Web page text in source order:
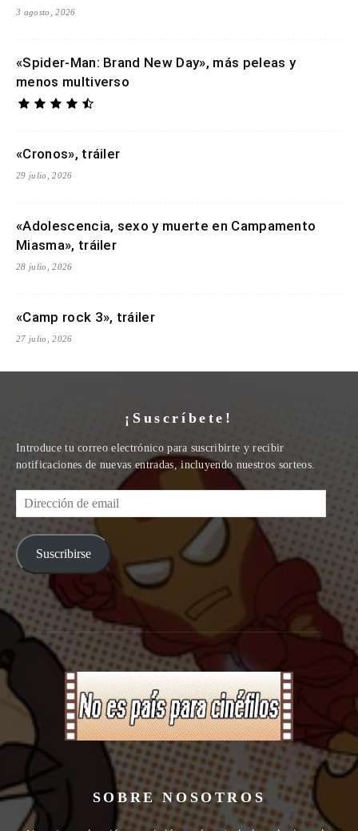
3 agosto, 2026
«Spider-Man: Brand New Day», más peleas y
menos multiverso
«Cronos», tráiler
29 julio, 2026
«Adolescencia, sexo y muerte en Campamento
Miasma», tráiler
28 julio, 2026
«Camp rock 3», tráiler
27 julio, 2026
¡Suscríbete!
Introduce tu correo electrónico para suscribirte y recibir
notificaciones de nuevas entradas, incluyendo nuestros sorteos.
Dirección
de
email
Suscribirse
SOBRE NOSOTROS